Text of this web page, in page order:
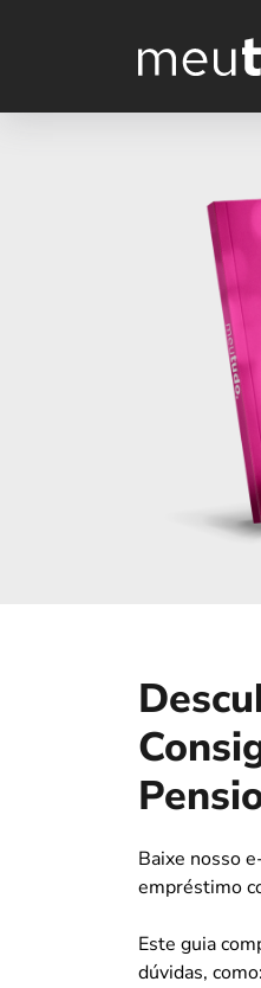
Baixe nosso
empréstimo
Este guia
dúvidas, como: